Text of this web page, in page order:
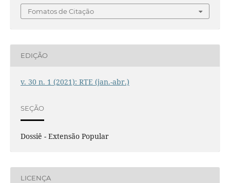
Fomatos de Citação
EDIÇÃO
v. 30 n. 1 (2021): RTE (jan.-abr.)
SEÇÃO
Dossiê - Extensão Popular
LICENÇA